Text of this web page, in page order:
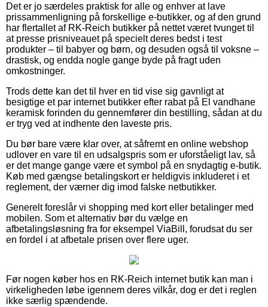
Det er jo særdeles praktisk for alle og enhver at lave
prissammenligning på forskellige e-butikker, og af den grund
har flertallet af RK-Reich butikker på nettet været tvunget til
at presse prisniveauet på specielt deres bedst i test
produkter – til babyer og børn, og desuden også til voksne –
drastisk, og endda nogle gange byde på fragt uden
omkostninger.
Trods dette kan det til hver en tid vise sig gavnligt at
besigtige et par internet butikker efter rabat på El vandhane
keramisk forinden du gennemfører din bestilling, sådan at du
er tryg ved at indhente den laveste pris.
Du bør bare være klar over, at såfremt en online webshop
udlover en vare til en udsalgspris som er uforståeligt lav, så
er det mange gange være et symbol på en snydagtig e-butik.
Køb med gængse betalingskort er heldigvis inkluderet i et
reglement, der værner dig imod falske netbutikker.
Generelt foreslår vi shopping med kort eller betalinger med
mobilen. Som et alternativ bør du vælge en
afbetalingsløsning fra for eksempel ViaBill, forudsat du ser
en fordel i at afbetale prisen over flere uger.
Før nogen køber hos en RK-Reich internet butik kan man i
virkeligheden løbe igennem deres vilkår, dog er det i reglen
ikke særlig spændende.